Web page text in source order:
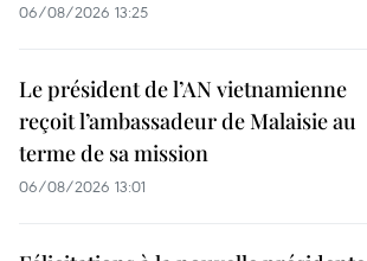
06/08/2026 13:25
Le président de l’AN vietnamienne
reçoit l’ambassadeur de Malaisie au
terme de sa mission
06/08/2026 13:01